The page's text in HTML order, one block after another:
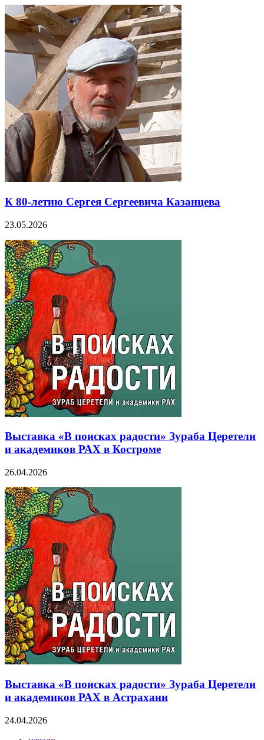
К 80-летию Сергея Сергеевича Казанцева
23.05.2026
Выставка «В поисках радости» Зураба Церетели
и академиков РАХ в Костроме
26.04.2026
Выставка «В поисках радости» Зураба Церетели
и академиков РАХ в Астрахани
24.04.2026